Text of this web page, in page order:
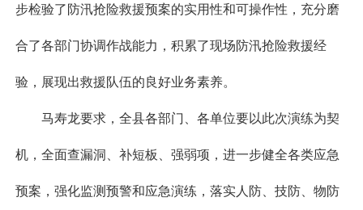
步检验了防汛抢险救援预案的实用性和可操作性，充分磨
合了各部门协调作战能力，积累了现场防汛抢险救援经
验，展现出救援队伍的良好业务素养。
马寿龙要求，全县各部门、各单位要以此次演练为契
机，全面查漏洞、补短板、强弱项，进一步健全各类应急
预案，强化监测预警和应急演练，落实人防、技防、物防